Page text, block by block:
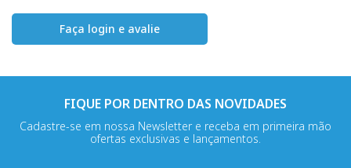
Faça login e avalie
FIQUE POR DENTRO DAS NOVIDADES
Cadastre-se em nossa Newsletter e receba em primeira mão
ofertas exclusivas e lançamentos.